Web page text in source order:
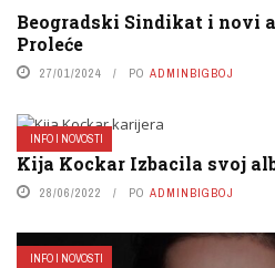
Beogradski Sindikat i novi
Proleće
27/01/2024 PO ADMINBIGBOJ
INFO I NOVOSTI
Kija Kockar Izbacila svoj
28/06/2022 PO ADMINBIGBOJ
INFO I NOVOSTI